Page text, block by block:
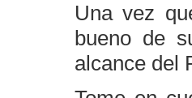
Una vez
bueno de
alcance del